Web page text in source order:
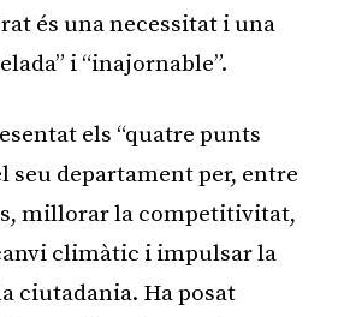
és una necessitat i una
i “inajornable”.
els “quatre punts
seu departament per, entre
millorar la competitivitat,
climàtic i impulsar la
ciutadania. Ha posat